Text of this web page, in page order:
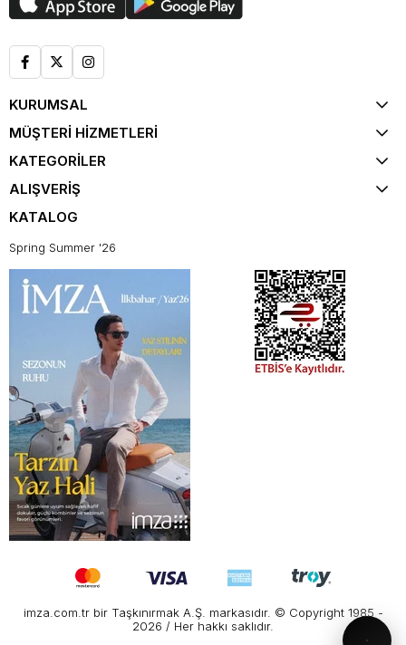
KURUMSAL
MÜŞTERİ HİZMETLERİ
KATEGORİLER
ALIŞVERİŞ
KATALOG
Spring Summer '26
imza.com.tr bir Taşkınırmak A.Ş. markasıdır. © Copyright 1985 -
2026 / Her hakkı saklıdır.